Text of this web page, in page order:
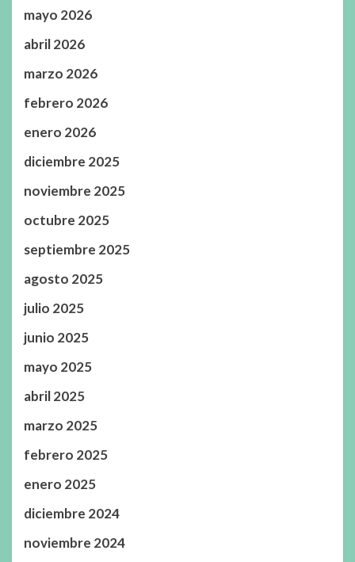
mayo 2026
abril 2026
marzo 2026
febrero 2026
enero 2026
diciembre 2025
noviembre 2025
octubre 2025
septiembre 2025
agosto 2025
julio 2025
junio 2025
mayo 2025
abril 2025
marzo 2025
febrero 2025
enero 2025
diciembre 2024
noviembre 2024